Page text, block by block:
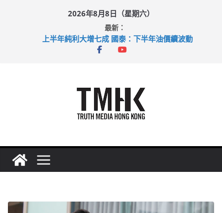
2026年8月8日（星期六）
最新：
上半年純利大增七成 國泰：下半年油價續波動
拜仁熱身賽挫維拉 啟德主場館奪錦標